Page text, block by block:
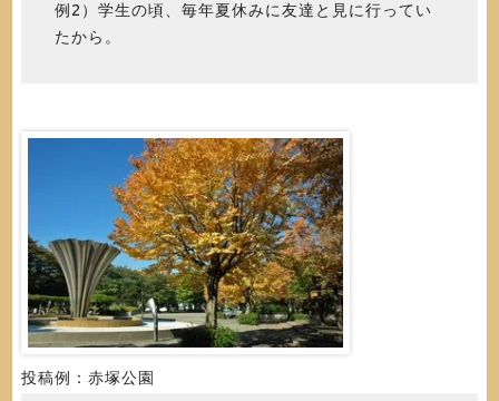
例2）学生の頃、毎年夏休みに友達と見に行ってい
たから。
投稿例：赤塚公園